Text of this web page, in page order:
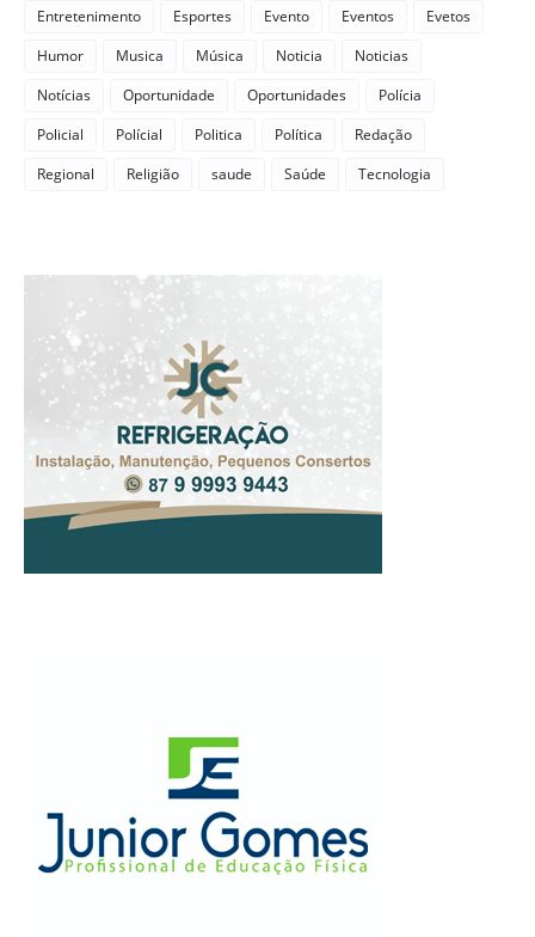
Entretenimento Esportes Evento Eventos
Evetos
Humor
Musica Música Noticia
Noticias
Notícias
Oportunidade Oportunidades
Polícia
Policial
Polícial Politica Política
Redação
Regional
Religião saude Saúde Tecnologia